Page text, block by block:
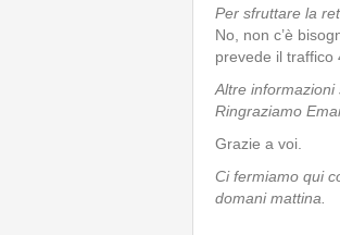
Per sfruttare la
No, non c’è
prevede il traffico
Altre
Ringraziamo
Grazie a voi.
Ci fermiamo qui
domani mattina.